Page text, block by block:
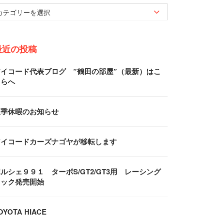
の投稿
コード代表ブログ ”鶴田の部屋”（最新）はこ
へ
休暇のお知らせ
コードカーズナゴヤが移転します
シェ９９１ ターボS/GT2/GT3用 レーシング
ク発売開始
HIACE